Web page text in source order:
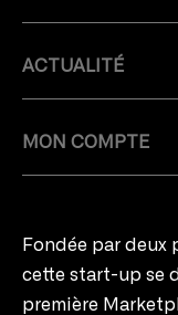
ACTUALITÉ
MON COMPTE
Fondée par deux
cette start-up se
première